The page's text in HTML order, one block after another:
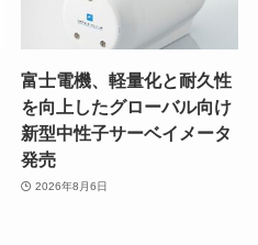
富士電機、軽量化と耐久性
を向上したグローバル向け
新型中性子サーベイメータ
発売
2026年8月6日